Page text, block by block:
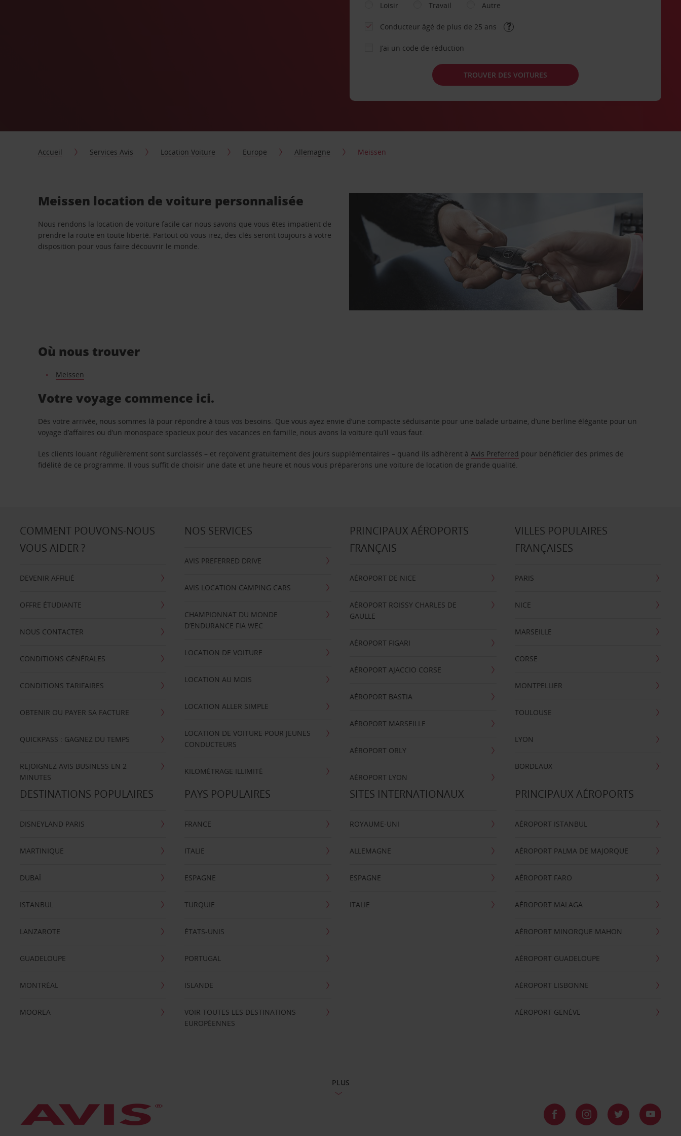
Loisir
Travail Autre
Conducteur âgé de plus de 25 ans
J’ai un code de réduction
TROUVER DES VOITURES
Accueil Services Avis Location Voiture Europe Allemagne Meissen
Meissen location de voiture personnalisée
Nous rendons la location de voiture facile car nous savons que vous êtes impatient de
prendre la route en toute liberté. Partout où vous irez, des clés seront toujours à votre
disposition pour vous faire découvrir le monde.
Où nous trouver
Meissen
Votre voyage commence ici.
Dès votre arrivée, nous sommes là pour répondre à tous vos besoins. Que vous ayez envie d’une compacte séduisante pour une balade urbaine, d’une berline élégante pour un
voyage d’affaires ou d’un monospace spacieux pour des vacances en famille, nous avons la voiture qu’il vous faut.
Les clients louant régulièrement sont surclassés – et reçoivent gratuitement des jours supplémentaires – quand ils adhèrent àAvis Preferred pour bénéficier des primes de
fidélité de ce programme. Il vous suffit de choisir une date et une heure et nous vous préparerons une voiture de location de grande qualité.
COMMENT POUVONS-NOUS
VOUS AIDER ?
DEVENIR AFFILIÉ
OFFRE ÉTUDIANTE
NOUS CONTACTER
CONDITIONS GÉNÉRALES
CONDITIONS TARIFAIRES
OBTENIR OU PAYER SA FACTURE
QUICKPASS : GAGNEZ DU TEMPS
REJOIGNEZ AVIS BUSINESS EN 2
MINUTES
NOS SERVICES
AVIS PREFERRED DRIVE
AVIS LOCATION CAMPING CARS
CHAMPIONNAT DU MONDE
D’ENDURANCE FIA WEC
LOCATION DE VOITURE
LOCATION AU MOIS
LOCATION ALLER SIMPLE
LOCATION DE VOITURE POUR JEUNES
CONDUCTEURS
KILOMÉTRAGE ILLIMITÉ
PRINCIPAUX AÉROPORTS
FRANÇAIS
AÉROPORT DE NICE
AÉROPORT ROISSY CHARLES DE
GAULLE
AÉROPORT FIGARI
AÉROPORT AJACCIO CORSE
AÉROPORT BASTIA
AÉROPORT MARSEILLE
AÉROPORT ORLY
AÉROPORT LYON
VILLES POPULAIRES
FRANÇAISES
PARIS
NICE
MARSEILLE
CORSE
MONTPELLIER
TOULOUSE
LYON
BORDEAUX
DESTINATIONS POPULAIRES
DISNEYLAND PARIS
MARTINIQUE
DUBAÏ
ISTANBUL
LANZAROTE
GUADELOUPE
MONTRÉAL
MOOREA
PAYS POPULAIRES
FRANCE
ITALIE
ESPAGNE
TURQUIE
ÉTATS-UNIS
PORTUGAL
ISLANDE
VOIR TOUTES LES DESTINATIONS
EUROPÉENNES
SITES INTERNATIONAUX
ROYAUME-UNI
ALLEMAGNE
ESPAGNE
ITALIE
PRINCIPAUX AÉROPORTS
AÉROPORT ISTANBUL
AÉROPORT PALMA DE MAJORQUE
AÉROPORT FARO
AÉROPORT MALAGA
AÉROPORT MINORQUE MAHON
AÉROPORT GUADELOUPE
AÉROPORT LISBONNE
AÉROPORT GENÈVE
PLUS